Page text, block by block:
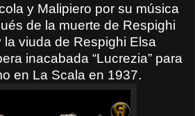
y Malipiero por su música
de la muerte de Respighi
viuda de Respighi Elsa
inacabada “Lucrezia” para
en La Scala en 1937.